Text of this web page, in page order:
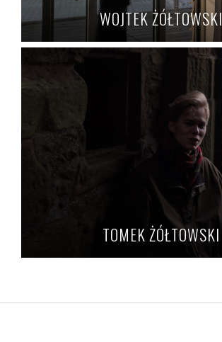
WOJTEK ŻÓŁTOWSKI
TOMEK ŻÓŁTOWSKI